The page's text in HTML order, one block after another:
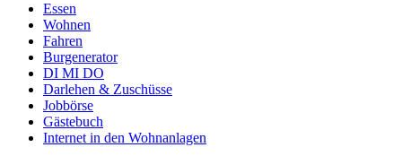
Essen
Wohnen
Fahren
Burgenerator
DI MI DO
Darlehen & Zuschüsse
Jobbörse
Gästebuch
Internet in den Wohnanlagen